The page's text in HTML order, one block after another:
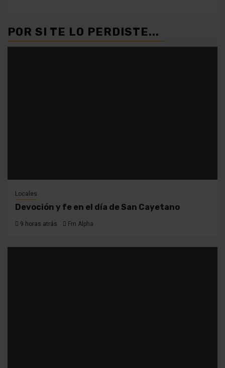
POR SI TE LO PERDISTE...
Locales
Devoción y fe en el día de San Cayetano
9 horas atrás Fm Alpha